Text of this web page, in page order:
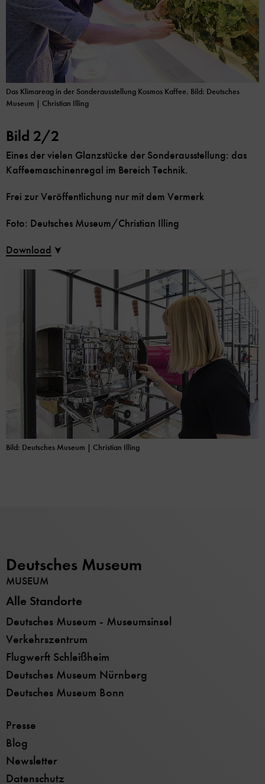
Das Klimareag in der Sonderausstellung Kosmos Kaffee. Bild: Deutsches
Museum | Christian Illing
Bild: Deutsches Museum | Christian Illing
Bild 2/2
Eines der vielen Glanzstücke der Sonderausstellung: das
Kaffeemaschinenregal im Bereich Technik.
Frei zur Veröffentlichung nur mit dem Vermerk
Foto: Deutsches Museum/Christian Illing
Download
Deutsches Museum
MUSEUM
Alle Standorte
Deutsches Museum - Museumsinsel
Verkehrszentrum
Flugwerft Schleißheim
Deutsches Museum Nürnberg
Deutsches Museum Bonn
Presse
Blog
Newsletter
Datenschutz